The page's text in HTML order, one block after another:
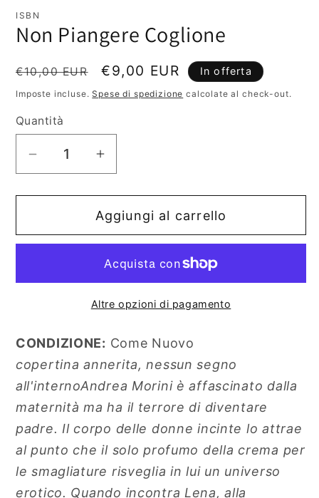
multimediali
in
finestra
ISBN
Non Piangere Coglione
Prezzo
di
€10,00 EUR
Prezzo
scontato
€9,00 EUR In offerta
Imposte incluse.Spese di spedizione calcolate al check-out.
Quantità
Diminuisci
per
Piangere
Aumenta
per
Non
Piangere
Aggiungi al carrello
Altre opzioni di pagamento
CONDIZIONE: Come Nuovo
copertina annerita, nessun segno
all'internoAndrea Morini è affascinato dalla
maternità ma ha il terrore di diventare
padre. Il corpo delle donne incinte lo attrae
al punto che il solo profumo della crema per
le smagliature risveglia in lui un universo
erotico. Quando incontra Lena, alla